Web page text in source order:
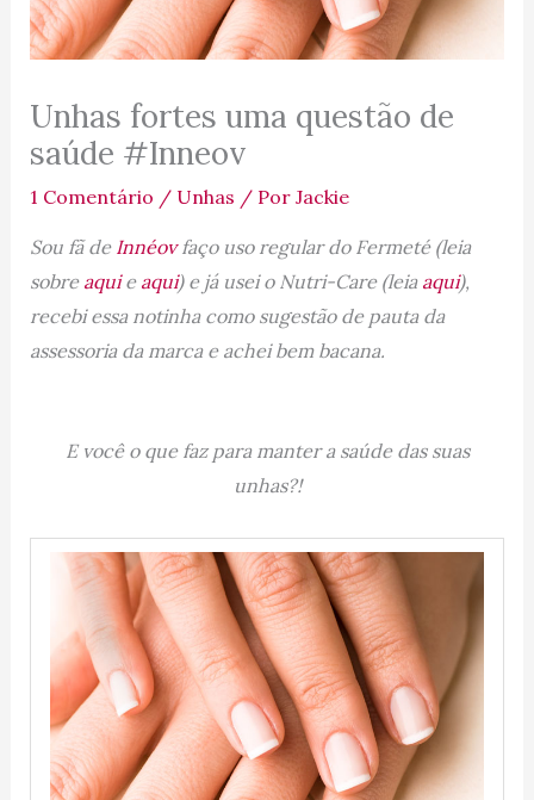
Unhas fortes uma questão de
saúde #Inneov
1 Comentário / Unhas / Por Jackie
Sou fã de Innéovfaço uso regular do Fermeté (leia
sobre aquie aqui) e já usei o Nutri-Care (leia aqui),
recebi essa notinha como sugestão de pauta da
assessoria da marca e achei bem bacana.
E você o que faz para manter a saúde das suas
unhas?!